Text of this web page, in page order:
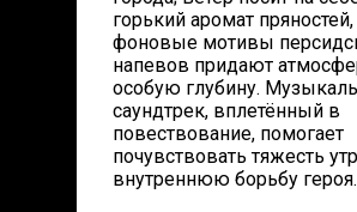
горький аромат пряностей,
фоновые мотивы
напевов придают
особую глубину.
саундтрек, вплетённый в
повествование, помогает
почувствовать тяжесть
внутреннюю борьбу героя.